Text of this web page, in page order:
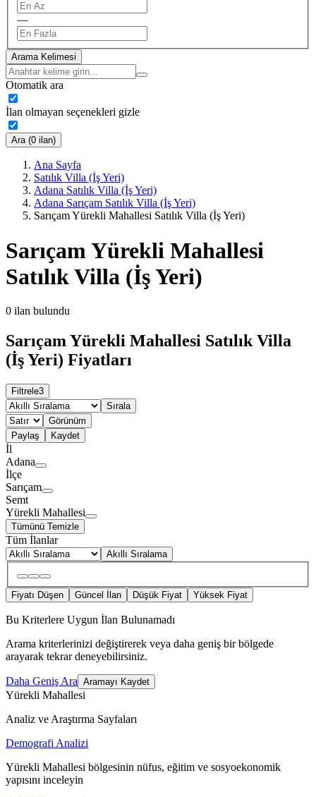
—
Arama Kelimesi
Otomatik ara
İlan olmayan seçenekleri gizle
Ara (0 ilan)
Ana Sayfa
Satılık Villa (İş Yeri)
Adana Satılık Villa (İş Yeri)
Adana Sarıçam Satılık Villa (İş Yeri)
Sarıçam Yürekli Mahallesi Satılık Villa (İş Yeri)
Sarıçam Yürekli Mahallesi
Satılık Villa (İş Yeri)
0 ilan bulundu
Sarıçam Yürekli Mahallesi Satılık Villa
(İş Yeri) Fiyatları
Filtrele3
Sırala
Görünüm
Paylaş
Kaydet
İl
Adana
İlçe
Sarıçam
Semt
Yürekli Mahallesi
Tümünü Temizle
Tüm İlanlar
Akıllı Sıralama
Fiyatı Düşen Güncel İlan Düşük Fiyat Yüksek Fiyat
Bu Kriterlere Uygun İlan Bulunamadı
Arama kriterlerinizi değiştirerek veya daha geniş bir bölgede
arayarak tekrar deneyebilirsiniz.
Daha Geniş Ara Aramayı Kaydet
Yürekli Mahallesi
Analiz ve Araştırma Sayfaları
Demografi Analizi
Yürekli Mahallesi bölgesinin nüfus, eğitim ve sosyoekonomik
yapısını inceleyin